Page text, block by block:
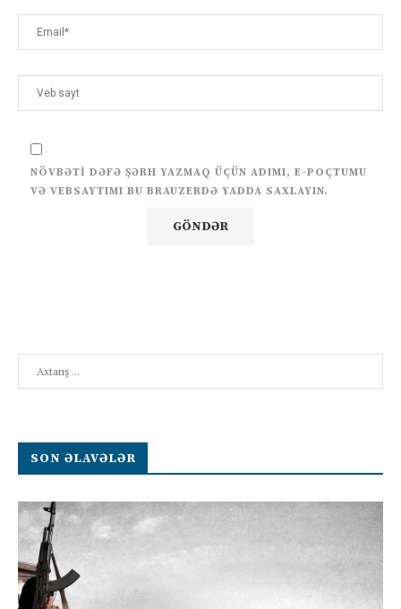
NÖVBƏTI DƏFƏ ŞƏRH YAZMAQ ÜÇÜN ADIMI, E-POÇTUMU
VƏ VEBSAYTIMI BU BRAUZERDƏ YADDA SAXLAYIN.
SON ƏLAVƏLƏR